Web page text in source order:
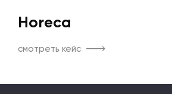
Horeca
смотреть кейс